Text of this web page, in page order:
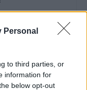
Personal
to third parties, or
information for
below opt-out
tanca dos anys
de la Unió